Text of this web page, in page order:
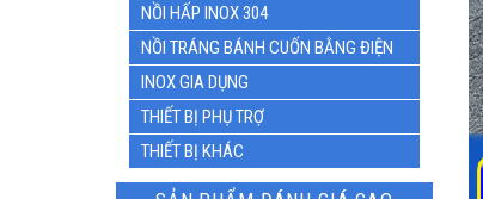
NỒI HẤP INOX 304
NỒI TRÁNG BÁNH CUỐN BẰNG ĐIỆN
INOX GIA DỤNG
THIẾT BỊ PHỤ TRỢ
THIẾT BỊ KHÁC